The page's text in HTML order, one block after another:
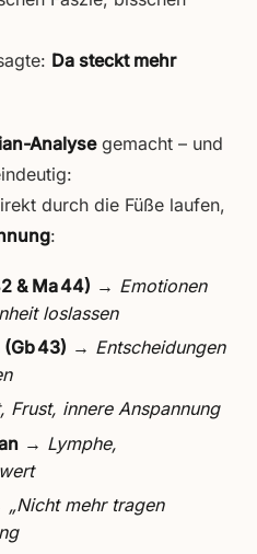
Da steckt mehr
Analysegemacht – und
durch die Füße laufen,
:
& Ma 44) → Emotionen
loslassen
43) → Entscheidungen
Frust, innere Anspannung
→ Lymphe,
„Nicht mehr tragen